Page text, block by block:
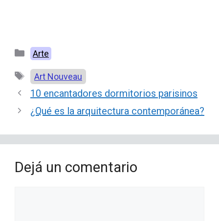
Categorías
Arte
Etiquetas
Art Nouveau
10 encantadores dormitorios parisinos
¿Qué es la arquitectura contemporánea?
Dejá un comentario